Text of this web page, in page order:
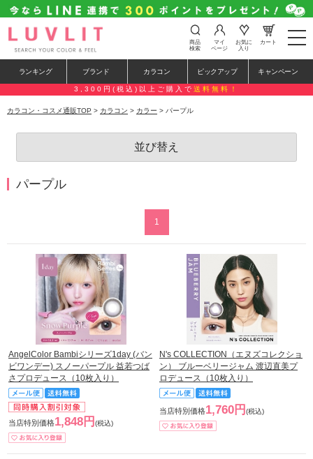
t
o
e
n
t
商品
検索
マイ
ページ
お気に
入り
カート
ランキング ブランド カラコン ピックアップ キャンペーン
3,300円(税込)以上ご購入で 送料無料！
カラコン・コスメ通販TOP > カラコン > カラー > パープル
並び替え
パープル
1
AngelColor Bambiシリーズ1day (バン
ビワンデー) スノーパープル 益若つば
さプロデュース（10枚入り）
当店特別価格1,848円 (税込)
N's COLLECTION（エヌズコレクショ
ン） ブルーベリージャム 渡辺直美プ
ロデュース（10枚入り）
当店特別価格1,760円 (税込)